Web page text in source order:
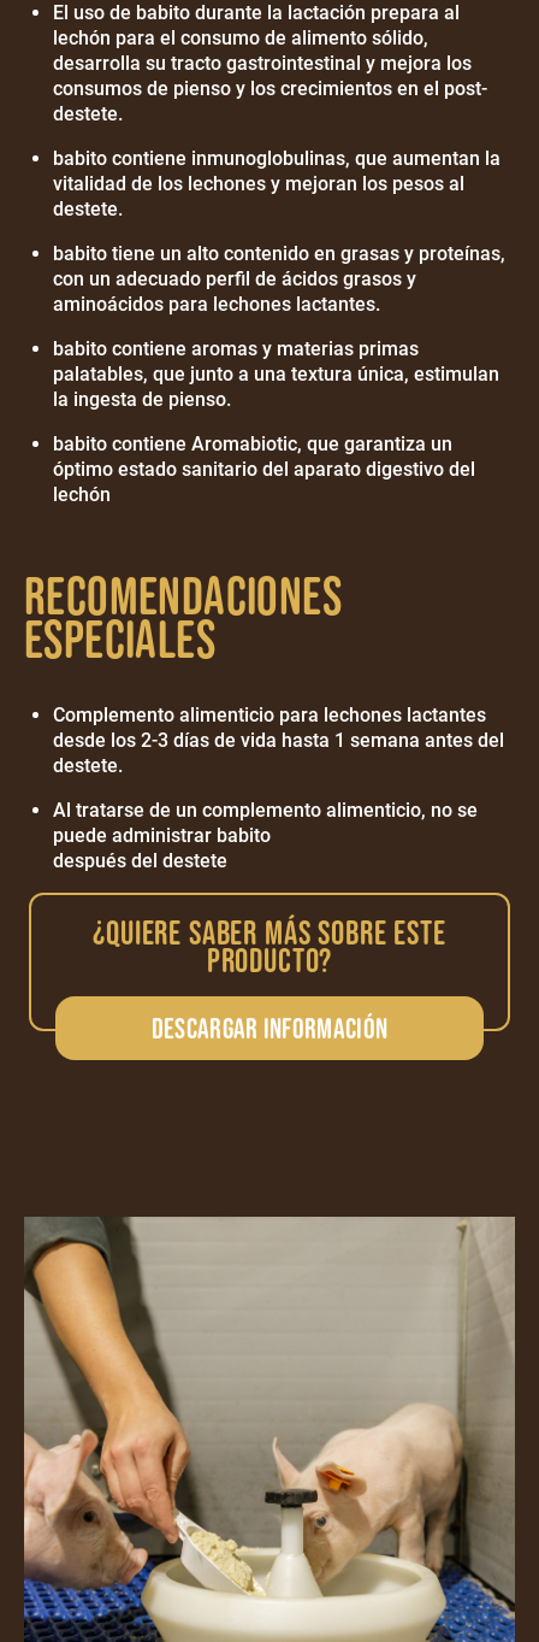
El uso de babito durante la lactación prepara al
lechón para el consumo de alimento sólido,
desarrolla su tracto gastrointestinal y mejora los
consumos de pienso y los crecimientos en el post-
destete.
babito contiene inmunoglobulinas, que aumentan la
vitalidad de los lechones y mejoran los pesos al
destete.
babito tiene un alto contenido en grasas y proteínas,
con un adecuado perfil de ácidos grasos y
aminoácidos para lechones lactantes.
babito contiene aromas y materias primas
palatables, que junto a una textura única, estimulan
la ingesta de pienso.
babito contiene Aromabiotic, que garantiza un
óptimo estado sanitario del aparato digestivo del
lechón
Recomendaciones
especiales
Complemento alimenticio para lechones lactantes
desde los 2-3 días de vida hasta 1 semana antes del
destete.
Al tratarse de un complemento alimenticio, no se
puede administrar babito
después del destete
¿QUIERE SABER MÁS SOBRE ESTE
PRODUCTO?
Descargar información